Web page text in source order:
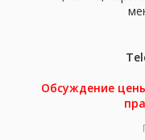
Обсуждение